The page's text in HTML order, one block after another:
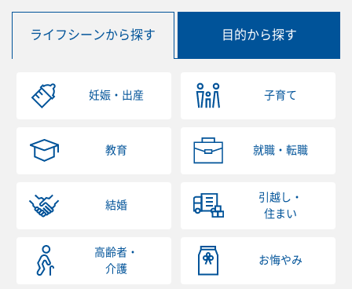
ライフシーンから探す 目的から探す
妊娠・出産 子育て
教育 就職・転職
結婚
引越し・
住まい
高齢者・
介護
お悔やみ